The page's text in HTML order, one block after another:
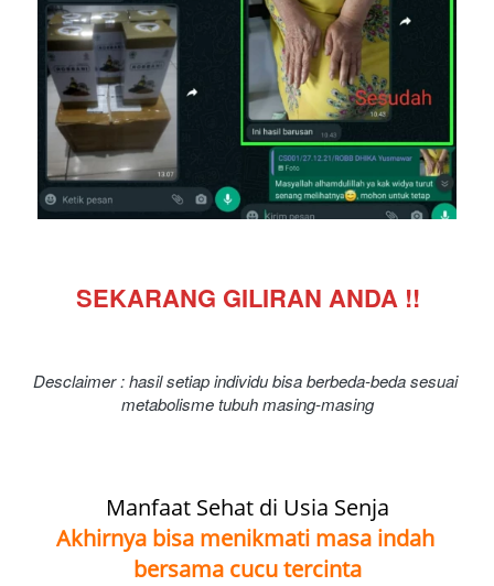
SEKARANG GILIRAN ANDA !!
Desclaimer : hasil setiap individu bisa berbeda-beda sesuai
metabolisme tubuh masing-masing
Manfaat Sehat di Usia Senja
Akhirnya bisa menikmati masa indah
bersama cucu tercinta